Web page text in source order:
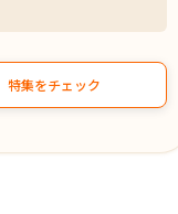
特集をチェック